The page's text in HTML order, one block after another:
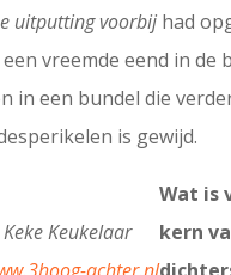
uitputting voorbij had
vreemde eend in de
in een bundel die
is gewijd.
Keukelaar
Wat is
kern